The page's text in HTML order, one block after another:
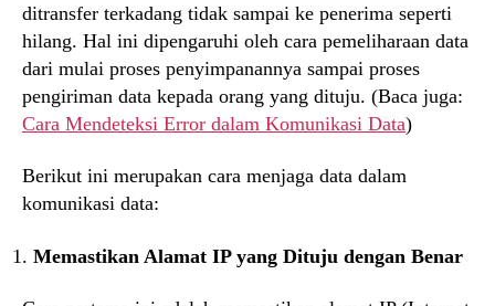
ditransfer terkadang tidak sampai ke penerima seperti
hilang. Hal ini dipengaruhi oleh cara pemeliharaan data
dari mulai proses penyimpanannya sampai proses
pengiriman data kepada orang yang dituju. (Baca juga:
Cara Mendeteksi Error dalam Komunikasi Data)
Berikut ini merupakan cara menjaga data dalam
komunikasi data:
Memastikan Alamat IP yang Dituju dengan Benar